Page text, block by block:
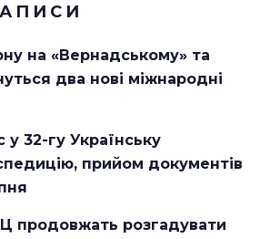
на «Вернадському» та
два нові міжнародні
у 32-гу Українську
прийом документів
продовжать розгадувати